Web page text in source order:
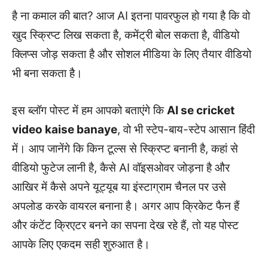
है ना कमाल की बात? आज AI इतना पावरफुल हो गया है कि वो
खुद स्क्रिप्ट लिख सकता है, कमेंट्री बोल सकता है, वीडियो
क्लिप्स जोड़ सकता है और सोशल मीडिया के लिए तैयार वीडियो
भी बना सकता है।
इस ब्लॉग पोस्ट में हम आपको बताएंगे किAI se cricket
video kaise banaye, वो भी स्टेप-बाय-स्टेप आसान हिंदी
में। आप जानेंगे कि किन टूल्स से स्क्रिप्ट बनानी है, कहां से
वीडियो फुटेज लानी है, कैसे AI वॉइसओवर जोड़ना है और
आखिर में कैसे अपने यूट्यूब या इंस्टाग्राम चैनल पर उसे
अपलोड करके वायरल बनाना है। अगर आप क्रिकेट फैन हैं
और कंटेंट क्रिएटर बनने का सपना देख रहे हैं, तो यह पोस्ट
आपके लिए एकदम सही शुरुआत है।